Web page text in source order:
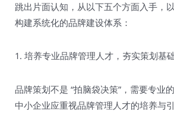
跳出片面认知，从以下五个方面入手，
构建系统化的品牌建设体系：​
1. 培养专业品牌管理人才，夯实策划基
品牌策划不是 “拍脑袋决策”，需要专业
中小企业应重视品牌管理人才的培养与